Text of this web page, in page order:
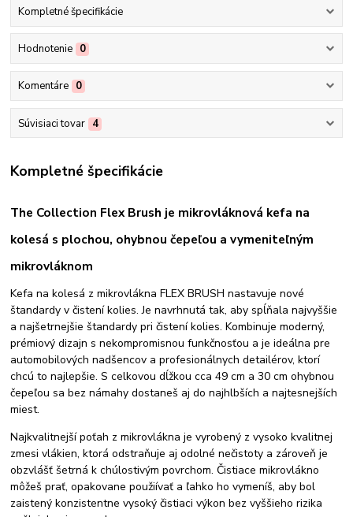
Kompletné špecifikácie
Hodnotenie 0
Komentáre 0
Súvisiaci tovar 4
Kompletné špecifikácie
The Collection Flex Brush je mikrovláknová kefa na
kolesá s plochou, ohybnou čepeľou a vymeniteľným
mikrovláknom
Kefa na kolesá z mikrovlákna FLEX BRUSH nastavuje nové
štandardy v čistení kolies. Je navrhnutá tak, aby spĺňala najvyššie
a najšetrnejšie štandardy pri čistení kolies. Kombinuje moderný,
prémiový dizajn s nekompromisnou funkčnosťou a je ideálna pre
automobilových nadšencov a profesionálnych detailérov, ktorí
chcú to najlepšie. S celkovou dĺžkou cca 49 cm a 30 cm ohybnou
čepeľou sa bez námahy dostaneš aj do najhlbších a najtesnejších
miest.
Najkvalitnejší poťah z mikrovlákna je vyrobený z vysoko kvalitnej
zmesi vlákien, ktorá odstraňuje aj odolné nečistoty a zároveň je
obzvlášť šetrná k chúlostivým povrchom. Čistiace mikrovlákno
môžeš prať, opakovane použiívať a ľahko ho vymeníš, aby bol
zaistený konzistentne vysoký čistiaci výkon bez vyššieho rizika